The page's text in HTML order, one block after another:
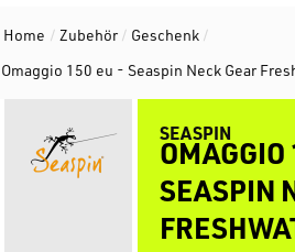
Home / Zubehör / Geschenk /
Omaggio 150 eu - Seaspin Neck Gear
SEASPIN
SEASPIN